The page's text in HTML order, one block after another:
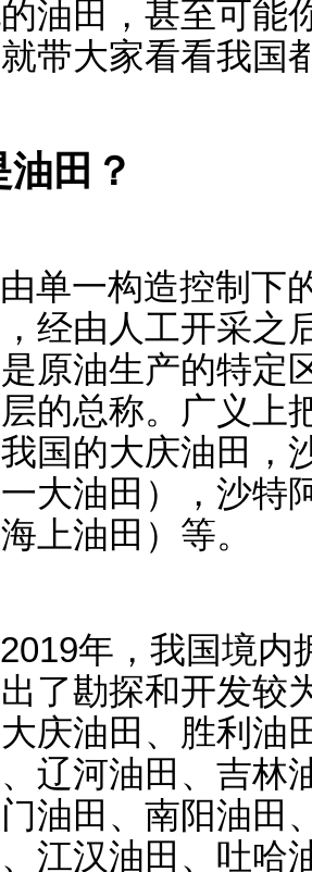
油田，甚至可能
带大家看看我国
田？
单一构造控制下
经由人工开采之
原油生产的特定
的总称。广义上
国的大庆油田，
一大油田），沙
上油田）等。
年，我国境内
了勘探和开发较
庆油田、胜利油
辽河油田、吉林
油田、南阳油田
江汉油田、吐哈